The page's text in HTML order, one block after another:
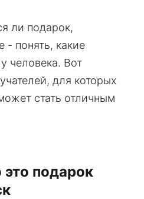
ли подарок,
- понять, какие
человека. Вот
для которых
стать отличным
это подарок